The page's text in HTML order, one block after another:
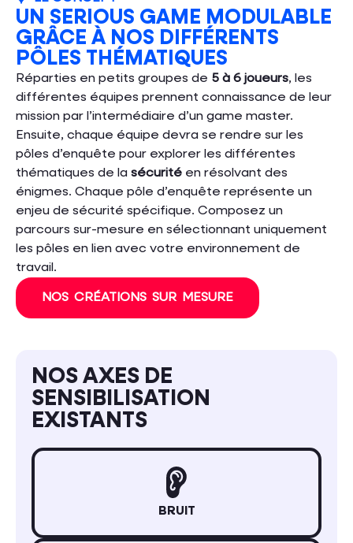
UN SERIOUS GAME MODULABLE
GRÂCE À NOS DIFFÉRENTS
PÔLES THÉMATIQUES
Réparties en petits groupes de 5 à 6 joueurs, les
différentes équipes prennent connaissance de leur
mission par l’intermédiaire d’un game master.
Ensuite, chaque équipe devra se rendre sur les
pôles d’enquête pour explorer les différentes
thématiques de la sécurité en résolvant des
énigmes. Chaque pôle d’enquête représente un
enjeu de sécurité spécifique. Composez un
parcours sur-mesure en sélectionnant uniquement
les pôles en lien avec votre environnement de
travail.
NOS CRÉATIONS SUR MESURE
NOS AXES DE
SENSIBILISATION
EXISTANTS
BRUIT